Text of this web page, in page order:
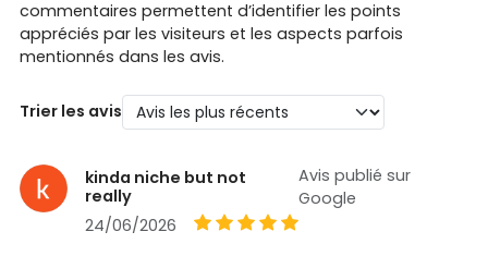
commentaires permettent d’identifier les points
appréciés par les visiteurs et les aspects parfois
mentionnés dans les avis.
Trier les avis
kinda niche but not
really
Avis publié sur
Google
24/06/2026